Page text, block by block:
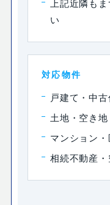
上記近隣も
い
対応物件
戸建て・中
土地・空き地
マンション
相続不動産・